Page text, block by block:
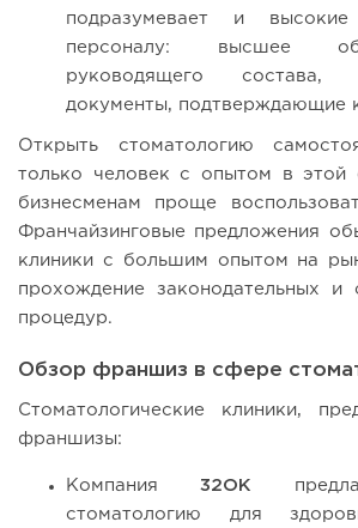
подразумевает и
персоналу: высшее
руководящего
документы, подтверждающие
Открыть стоматологию
только человек с опытом в этой
бизнесменам проще
Франчайзинговые предложения
клиники с большим опытом на
прохождение законодательных и
процедур.
Обзор франшиз в сфере
Стоматологические клиники,
франшизы:
Компания32ОК
стоматологию для